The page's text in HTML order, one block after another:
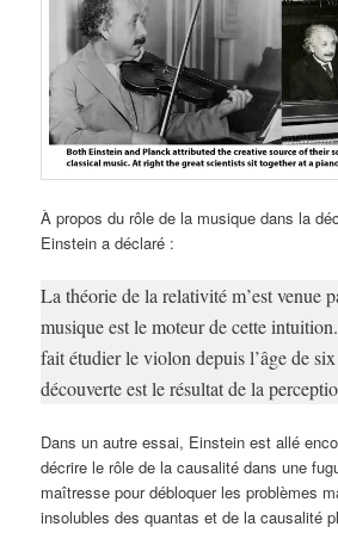
À propos du rôle de la musique dans la
Einstein a déclaré :
La théorie de la relativité m’est venue
musique est le moteur de cette
fait étudier le violon depuis l’âge de
découverte est le résultat de la
Dans un autre essai, Einstein est allé
décrire le rôle de la causalité dans une
maîtresse pour débloquer les problèmes
insolubles des quantas et de la causalité